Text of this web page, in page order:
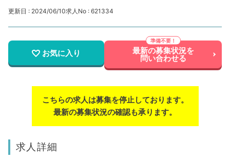
更新日 : 2024/06/10求人No : 621334
お気に入り 最新の募集状況を
問い合わせる
こちらの求人は募集を停止しております。
最新の募集状況の確認も承ります。
求人詳細